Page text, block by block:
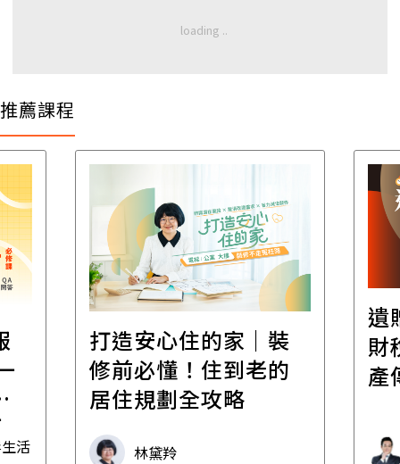
推薦課程
活
打造安心住的家｜裝
修前必懂！住到老的
居住規劃全攻略
林黛羚
遺
財
產